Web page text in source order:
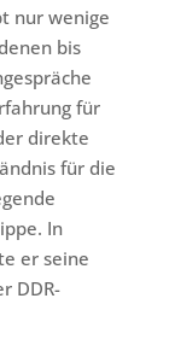
nur wenige
bis
für
direkte
für die
In
er seine
DDR-